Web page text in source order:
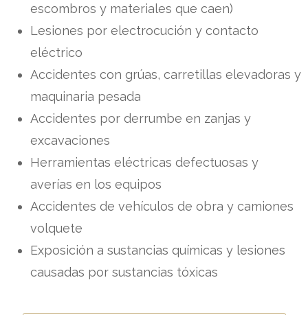
escombros y materiales que caen)
Lesiones por electrocución y contacto
eléctrico
Accidentes con grúas, carretillas elevadoras y
maquinaria pesada
Accidentes por derrumbe en zanjas y
excavaciones
Herramientas eléctricas defectuosas y
averías en los equipos
Accidentes de vehículos de obra y camiones
volquete
Exposición a sustancias químicas y lesiones
causadas por sustancias tóxicas